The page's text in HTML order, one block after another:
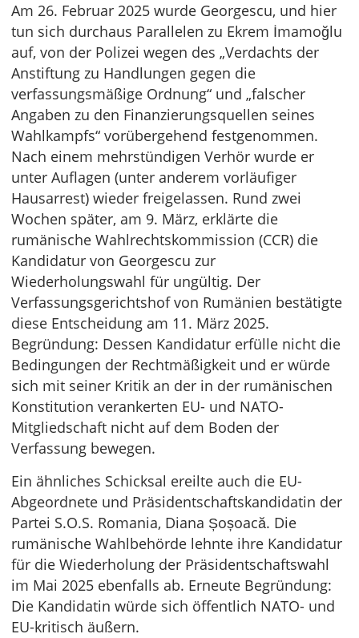
Am 26. Februar 2025 wurde Georgescu, und hier
tun sich durchaus Parallelen zu Ekrem İmamoğlu
auf, von der Polizei wegen des „Verdachts der
Anstiftung zu Handlungen gegen die
verfassungsmäßige Ordnung“ und „falscher
Angaben zu den Finanzierungsquellen seines
Wahlkampfs“ vorübergehend festgenommen.
Nach einem mehrstündigen Verhör wurde er
unter Auflagen (unter anderem vorläufiger
Hausarrest) wieder freigelassen. Rund zwei
Wochen später, am 9. März, erklärte die
rumänische Wahlrechtskommission (CCR) die
Kandidatur von Georgescu zur
Wiederholungswahl für ungültig. Der
Verfassungsgerichtshof von Rumänien bestätigte
diese Entscheidung am 11. März 2025.
Begründung: Dessen Kandidatur erfülle nicht die
Bedingungen der Rechtmäßigkeit und er würde
sich mit seiner Kritik an der in der rumänischen
Konstitution verankerten EU- und NATO-
Mitgliedschaft nicht auf dem Boden der
Verfassung bewegen.
Ein ähnliches Schicksal ereilte auch die EU-
Abgeordnete und Präsidentschaftskandidatin der
Partei S.O.S. Romania, Diana Șoșoacă. Die
rumänische Wahlbehörde lehnte ihre Kandidatur
für die Wiederholung der Präsidentschaftswahl
im Mai 2025 ebenfalls ab. Erneute Begründung:
Die Kandidatin würde sich öffentlich NATO- und
EU-kritisch äußern.